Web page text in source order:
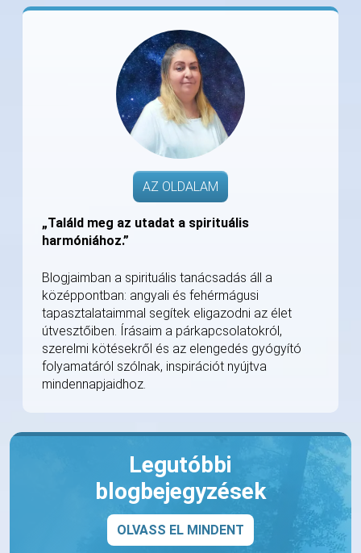
AZ OLDALAM
„Találd meg az utadat a spirituális
harmóniához.”
Blogjaimban a spirituális tanácsadás áll a
középpontban: angyali és fehérmágusi
tapasztalataimmal segítek eligazodni az élet
útvesztőiben. Írásaim a párkapcsolatokról,
szerelmi kötésekről és az elengedés gyógyító
folyamatáról szólnak, inspirációt nyújtva
mindennapjaidhoz.
Legutóbbi
blogbejegyzések
OLVASS EL MINDENT